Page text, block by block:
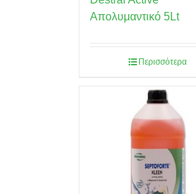
Απολυμαντικό 5Lt
Περισσότερα